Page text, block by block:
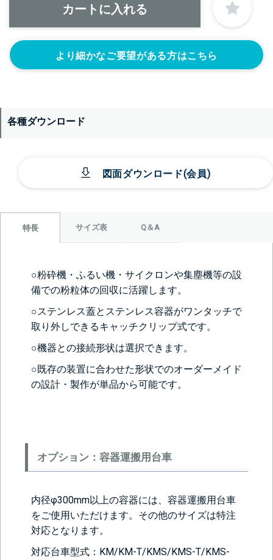
より細かなご要望がある方はこちら
各種ダウンロード
図面ダウンロード(会員)
特長 サイズ表 Q＆A
○粉砕機・ふるい機・サイクロンや集塵機等の設
備での粉粒体の回収に活躍します。
○ステンレス蓋とステンレス容器がワンタッチで
取り外しできるキャッチクリップ式です。
○機器との接続形状は選択できます。
○既存の装置に合わせた形状でのオーダーメイド
の設計・製作が単品から可能です。
オプション：容器運搬用台車
内径φ300mm以上の容器には、容器運搬用台車
をご使用いただけます。その他のサイズは特注
対応となります。
対応台車型式：KM/KM-T/KMS/KMS-T/KMS-